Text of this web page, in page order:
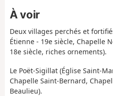
À voir
Deux villages perchés et
Étienne - 19e siècle, Chapelle
18e siècle, riches ornements).
Le Poët-Sigillat (Église Saint-
Chapelle Saint-Bernard,
Beaulieu).